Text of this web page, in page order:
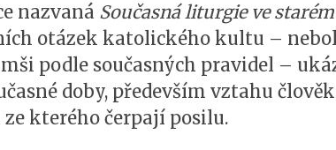
nazvaná Současná liturgie ve
otázek katolického kultu –
podle současných pravidel –
doby, především vztahu
kterého čerpají posilu.